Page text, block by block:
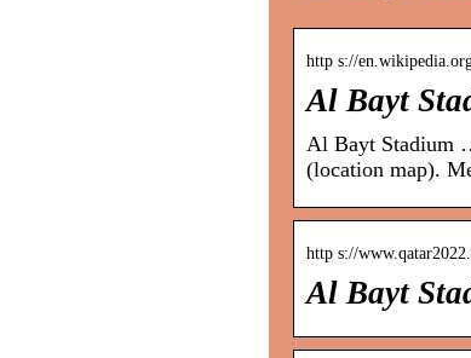
http s://
Al Bayt
Al Bayt Stadium
(location map).
http s://
Al Bayt